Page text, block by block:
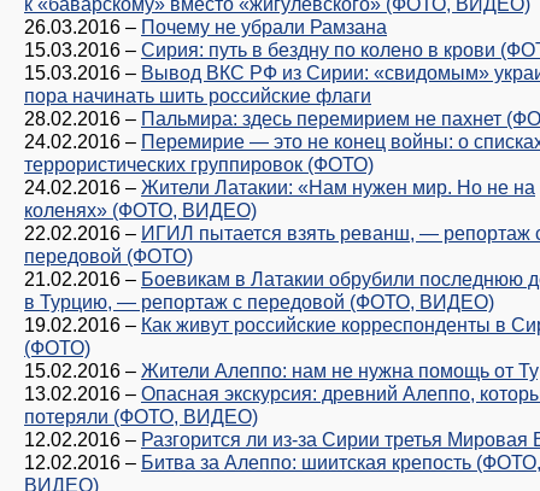
26.03.2016 – Почему не убрали Рамзана
15.03.2016 – Сирия: путь в бездну по колено в крови
15.03.2016 – Вывод ВКС РФ из Сирии: «свидомым»
пора начинать шить российские флаги
28.02.2016 – Пальмира: здесь перемирием не пахнет
24.02.2016 – Перемирие — это не конец войны: о
террористических группировок (ФОТО)
24.02.2016 – Жители Латакии: «Нам нужен мир. Но не на
коленях» (ФОТО, ВИДЕО)
22.02.2016 – ИГИЛ пытается взять реванш, — репортаж
передовой (ФОТО)
21.02.2016 – Боевикам в Латакии обрубили последнюю
в Турцию, — репортаж с передовой (ФОТО, ВИДЕО)
19.02.2016 – Как живут российские корреспонденты в
(ФОТО)
15.02.2016 – Жители Алеппо: нам не нужна помощь от
13.02.2016 – Опасная экскурсия: древний Алеппо,
потеряли (ФОТО, ВИДЕО)
12.02.2016 – Разгорится ли из-за Сирии третья Мировая
12.02.2016 – Битва за Алеппо: шиитская крепость (ФОТО,
ВИДЕО)